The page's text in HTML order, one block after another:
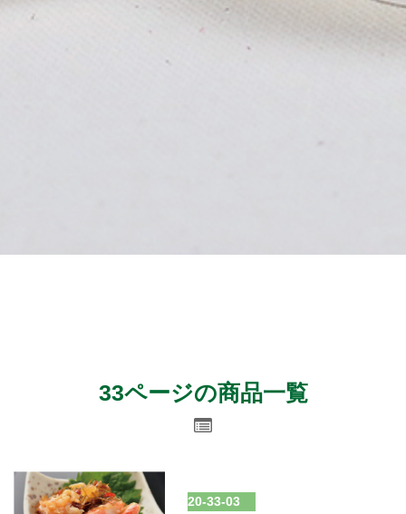
33ページの商品一覧
20-33-03